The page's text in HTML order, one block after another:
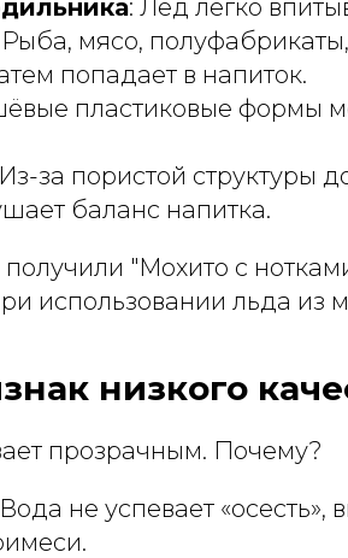
: Лёд легко
мясо,
попадает в напиток.
пластиковые формы
за пористой структуры
баланс напитка.
"Мохито с
использовании льда из
низкого
прозрачным. Почему?
не успевает «осесть»,